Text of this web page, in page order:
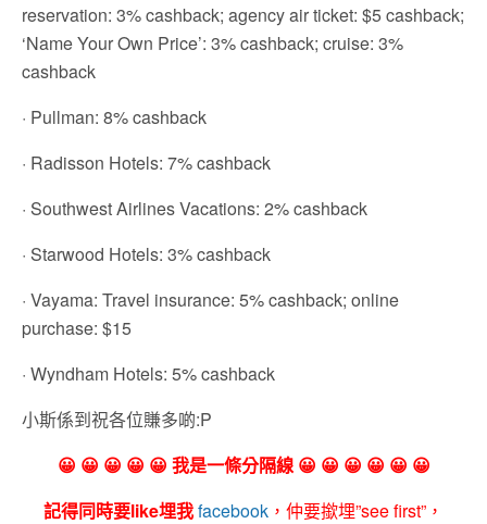
reservation: 3% cashback; agency air ticket: $5 cashback;
‘Name Your Own Price’: 3% cashback; cruise: 3%
cashback
· Pullman: 8% cashback
· Radisson Hotels: 7% cashback
· Southwest Airlines Vacations: 2% cashback
· Starwood Hotels: 3% cashback
· Vayama: Travel insurance: 5% cashback; online
purchase: $15
· Wyndham Hotels: 5% cashback
小斯係到祝各位賺多啲:P
😀 😀 😀 😀 😀 我是一條分隔線 😀 😀 😀 😀 😀 😀
記得同時要like埋我facebook ，仲要撳埋”see first”，